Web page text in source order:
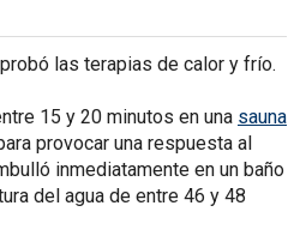
las terapias de calor y frío.
15 y 20 minutos en una sauna
provocar una respuesta al
inmediatamente en un baño
del agua de entre 46 y 48